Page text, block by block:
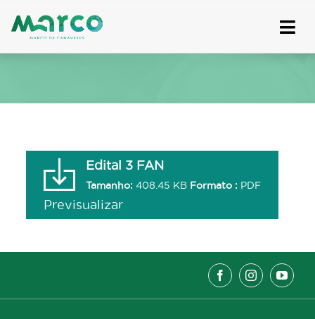
to
Edital 3 FAN
Tamanho: 408.45 KB Formato : PDF
Previsualizar